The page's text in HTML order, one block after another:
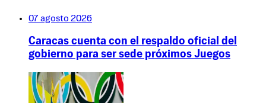
07 agosto 2026
Caracas cuenta con el respaldo oficial del
gobierno para ser sede próximos Juegos